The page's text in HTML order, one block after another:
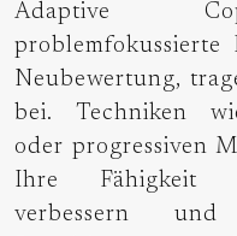
Adaptive
problemfokussierte
Neubewertung,
bei. Techniken
oder progressiven
Ihre Fähigkeit
verbessern